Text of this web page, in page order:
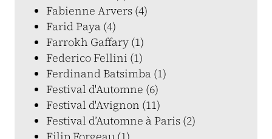
Fabienne Arvers (4)
Farid Paya (4)
Farrokh Gaffary (1)
Federico Fellini (1)
Ferdinand Batsimba (1)
Festival d'Automne (6)
Festival d'Avignon (11)
Festival d’Automne à Paris (2)